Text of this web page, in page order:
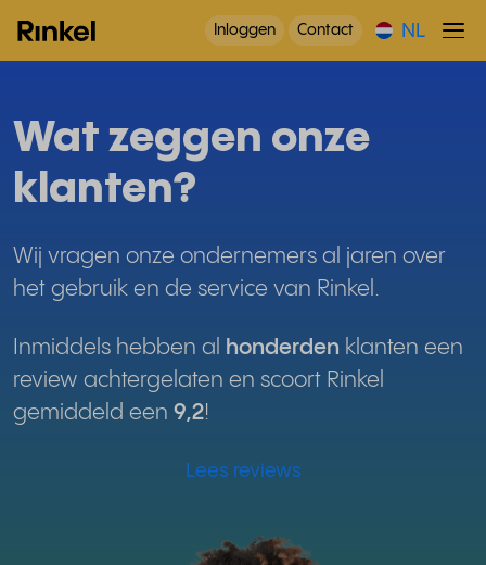
Inloggen Contact NL
Wat zeggen onze
klanten?
Wij vragen onze ondernemers al jaren over
het gebruik en de service van Rinkel.
Inmiddels hebben al honderden klanten een
review achtergelaten en scoort Rinkel
gemiddeld een 9,2!
Lees reviews